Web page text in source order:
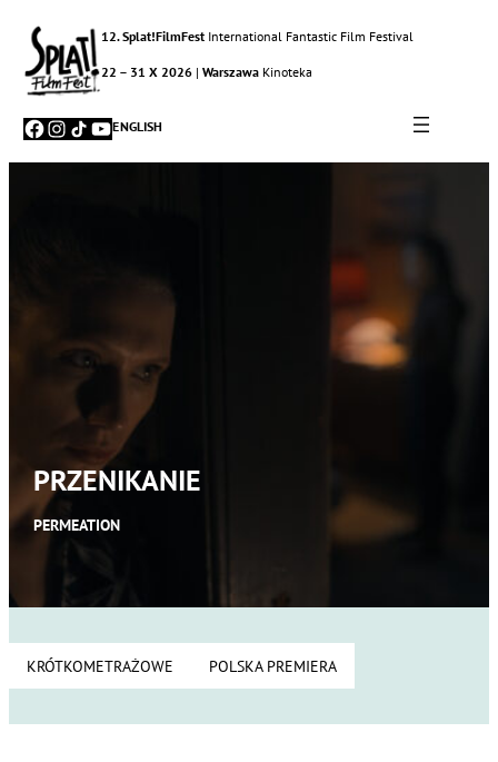
12. Splat!FilmFest International Fantastic Film Festival
22 – 31 X 2026 |Warszawa Kinoteka
ENGLISH
Facebook
Instagram
TikTok
YouTube
PRZENIKANIE
PERMEATION
KRÓTKOMETRAŻOWE POLSKA PREMIERA